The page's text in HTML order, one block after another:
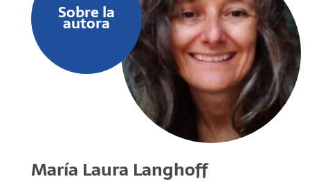
Sobre la
autora
María Laura Langhoff